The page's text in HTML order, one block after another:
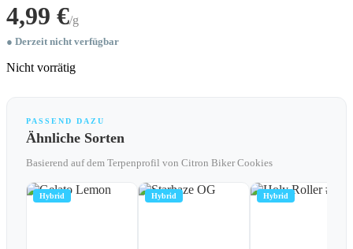
4,99 €/g
● Derzeit nicht verfügbar
Nicht vorrätig
PASSEND DAZU
Ähnliche Sorten
Basierend auf dem Terpenprofil von Citron Biker Cookies
Hybrid Hybrid Hybrid